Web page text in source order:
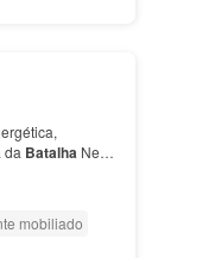
da Batalha Neste
mobiliado